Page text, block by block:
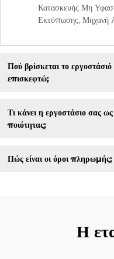
Κατασκευής Μη
Εκτύπωσης, Μηχανή
Πού βρίσκεται το
επισκεφτώ;
Τι κάνει η εργοστάσιο σας
ποιότητας;
Πώς είναι οι όροι πληρωμής;
Η